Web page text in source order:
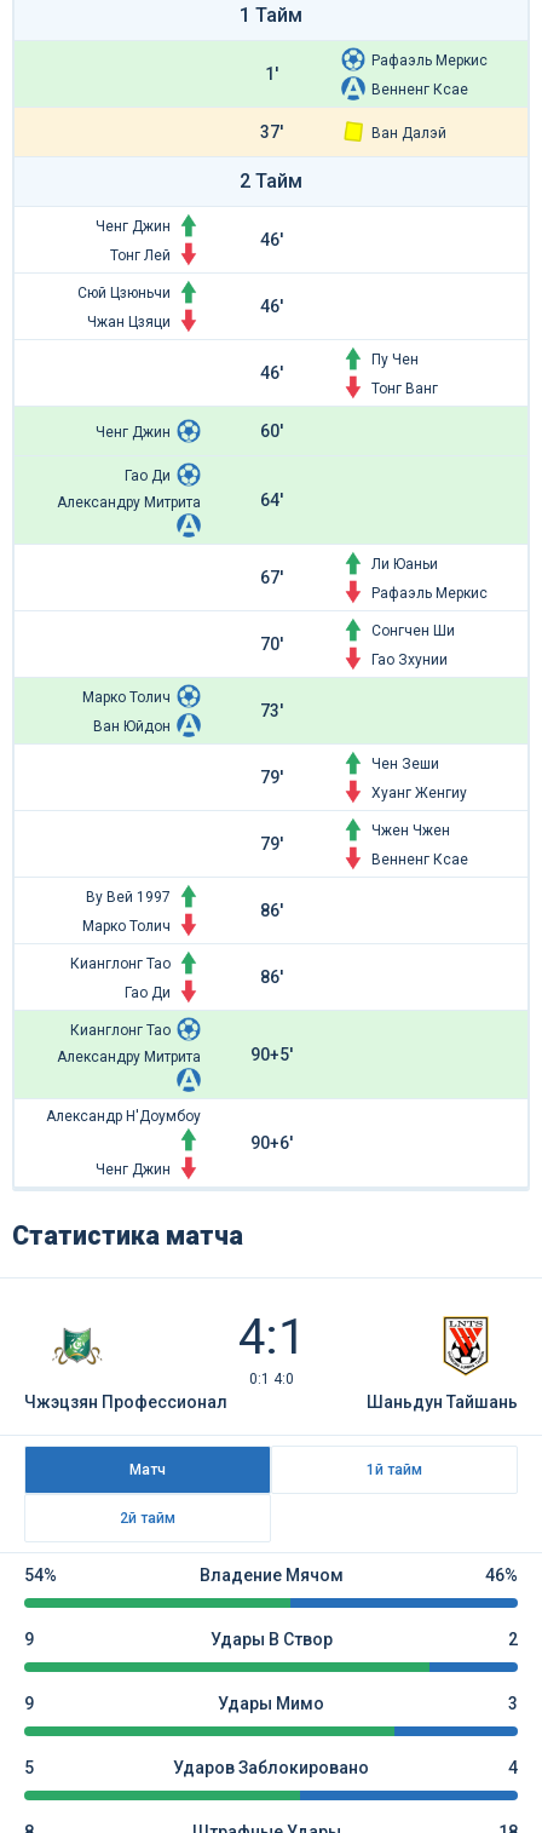
1 Тайм
1'
Рафаэль Меркис
Венненг Ксае
37' Ван Далэй
2 Тайм
Ченг Джин
Тонг Лей
46'
Сюй Цзюньчи
Чжан Цзяци
46'
46'
Пу Чен
Тонг Ванг
Ченг Джин 60'
Гао Ди
Александру Митрита
64'
67'
Ли Юаньи
Рафаэль Меркис
70'
Сонгчен Ши
Гао Зхунии
Марко Толич
Ван Юйдон
73'
79'
Чен Зеши
Хуанг Женгиу
79'
Чжен Чжен
Венненг Ксае
Ву Вей 1997
Марко Толич
86'
Кианглонг Тао
Гао Ди
86'
Кианглонг Тао
Александру Митрита
90+5'
Александр Н'Доумбоу
Ченг Джин
90+6'
Статистика матча
4:1
0:1 4:0
Чжэцзян Профессионал Шаньдун Тайшань
Матч 1й тайм
2й тайм
54% Владение Мячом 46%
9 Удары В Створ 2
9 Удары Мимо 3
5 Ударов Заблокировано 4